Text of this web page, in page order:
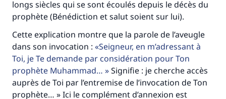
longs siècles qui se sont écoulés depuis le décès du
prophète (Bénédiction et salut soient sur lui).
Cette explication montre que la parole de l’aveugle
dans son invocation : Seigneur, en m’adressant à
Toi, je Te demande par considération pour Ton
prophète Muhammad…
Signifie : je cherche accès
auprès de Toi par l’entremise de l’invocation de Ton
prophète… » Ici le complément d’annexion est